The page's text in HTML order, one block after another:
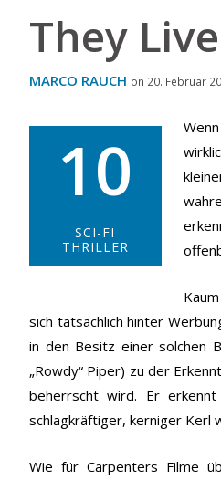
They Live
MARCO RAUCH on 20. Februar
10
SCI-FI
THRILLER
sich tatsächlich hinter
in den Besitz einer solchen
„Rowdy“ Piper) zu der
beherrscht wird. Er
schlagkräftiger, kerniger Kerl
Wie für Carpenters Filme